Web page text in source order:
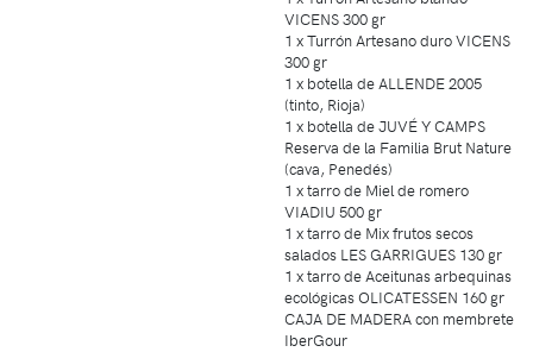
VICENS 300 gr
1 x Turrón Artesano duro VICENS
300 gr
1 x botella de ALLENDE 2005
(tinto, Rioja)
1 x botella de JUVÉ Y CAMPS
Reserva de la Familia Brut Nature
(cava, Penedés)
1 x tarro de Miel de romero
VIADIU 500 gr
1 x tarro de Mix frutos secos
salados LES GARRIGUES 130 gr
1 x tarro de Aceitunas arbequinas
ecológicas OLICATESSEN 160 gr
CAJA DE MADERA con membrete
IberGour